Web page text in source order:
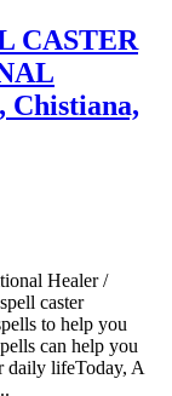
CASTER
Chistiana,
Healer /
caster
to help you
can help you
daily lifeToday, A